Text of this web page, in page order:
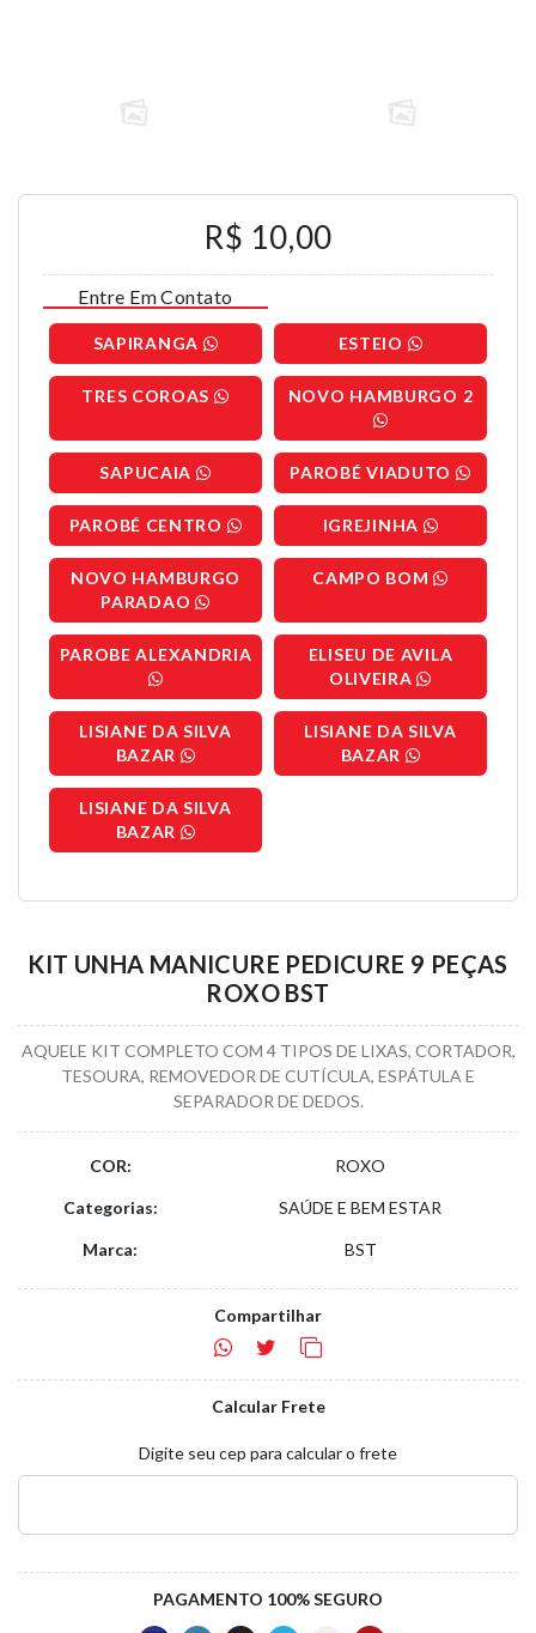
R$ 10,00
Entre Em Contato
SAPIRANGA ESTEIO
TRES COROAS NOVO HAMBURGO 2
SAPUCAIA PAROBÉ VIADUTO
PAROBÉ CENTRO IGREJINHA
NOVO HAMBURGO
PARADAO
CAMPO BOM
PAROBE ALEXANDRIA
ELISEU DE AVILA
OLIVEIRA
LISIANE DA SILVA
BAZAR
LISIANE DA SILVA
BAZAR
LISIANE DA SILVA
BAZAR
KIT UNHA MANICURE PEDICURE 9 PEÇAS
ROXO BST
AQUELE KIT COMPLETO COM 4 TIPOS DE LIXAS, CORTADOR,
TESOURA, REMOVEDOR DE CUTÍCULA, ESPÁTULA E
SEPARADOR DE DEDOS.
COR: ROXO
Categorias: SAÚDE E BEM ESTAR
Marca: BST
Compartilhar
Calcular Frete
Digite seu cep para calcular o frete
PAGAMENTO 100% SEGURO